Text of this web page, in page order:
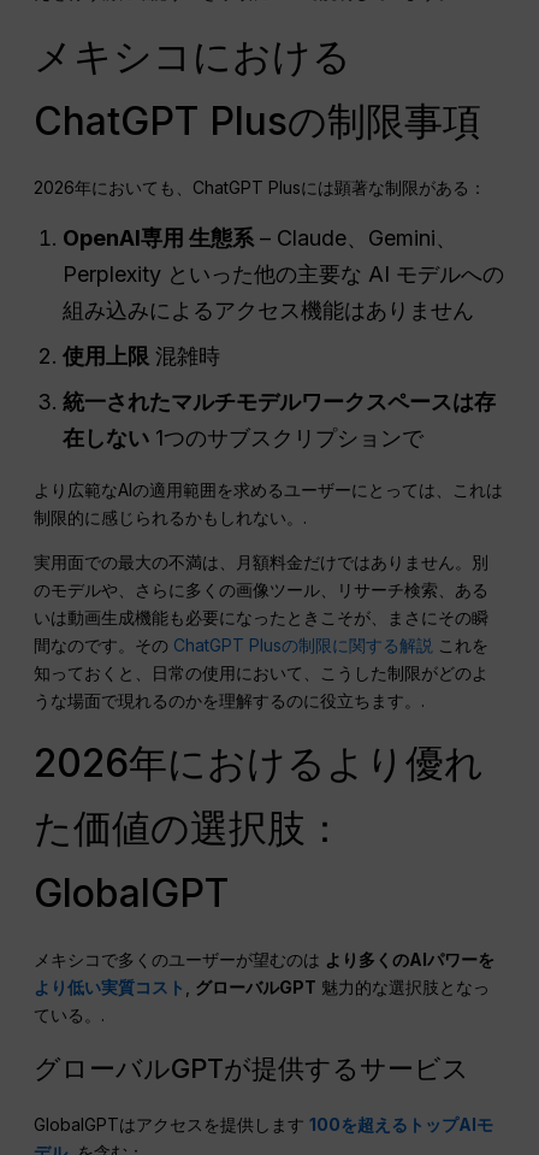
メキシコにおける
ChatGPT Plusの制限事項
2026年においても、ChatGPT Plusには顕著な制限がある：
OpenAI専用生態系 – Claude、Gemini、
Perplexity といった他の主要な AI モデルへの
組み込みによるアクセス機能はありません
使用上限 混雑時
統一されたマルチモデルワークスペースは存
在しない 1つのサブスクリプションで
より広範なAIの適用範囲を求めるユーザーにとっては、これは
制限的に感じられるかもしれない。.
実用面での最大の不満は、月額料金だけではありません。別
のモデルや、さらに多くの画像ツール、リサーチ検索、ある
いは動画生成機能も必要になったときこそが、まさにその瞬
間なのです。その ChatGPT Plusの制限に関する解説 これを
知っておくと、日常の使用において、こうした制限がどのよ
うな場面で現れるのかを理解するのに役立ちます。.
2026年におけるより優れ
た価値の選択肢：
GlobalGPT
メキシコで多くのユーザーが望むのは より多くのAIパワーを
より低い実質コスト
グローバルGPT 魅力的な選択肢となっ
ている。.
グローバルGPTが提供するサービス
GlobalGPTはアクセスを提供します100を超えるトップAIモ